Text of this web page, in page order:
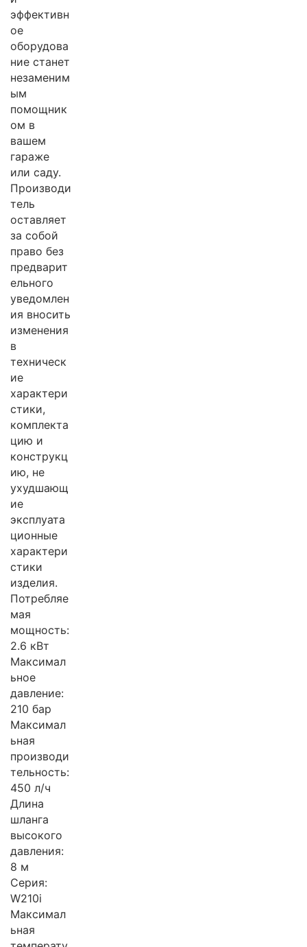
эффективн
ое
оборудова
ние станет
незаменим
ым
помощник
ом в
вашем
гараже
или саду.
Производи
тель
оставляет
за собой
право без
предварит
ельного
уведомлен
ия вносить
изменения
в
техническ
ие
характери
стики,
комплекта
цию и
конструкц
ию, не
ухудшающ
ие
эксплуата
ционные
характери
стики
изделия.
Потребляе
мая
мощность:
2.6 кВт
Максимал
ьное
давление:
210 бар
Максимал
ьная
производи
тельность:
450 л/ч
Длина
шланга
высокого
давления:
8 м
Серия:
W210i
Максимал
ьная